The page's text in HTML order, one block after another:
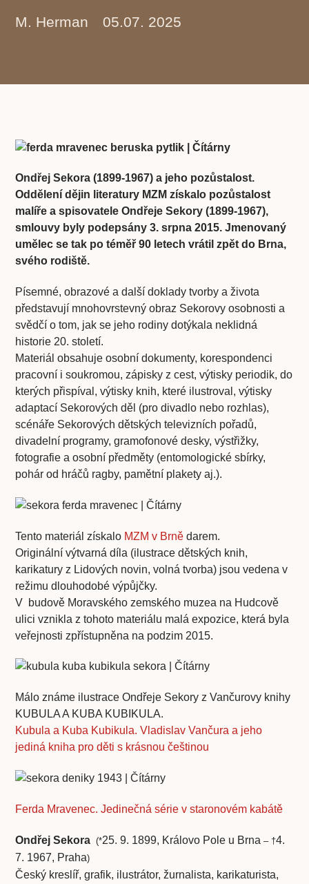
M. Herman 05.07. 2025
Ondřej Sekora (1899-1967) a jeho pozůstalost.
Oddělení dějin literatury MZM získalo pozůstalost
malíře a spisovatele Ondřeje Sekory (1899-1967),
smlouvy byly podepsány 3. srpna 2015. Jmenovaný
umělec se tak po téměř 90 letech vrátil zpět do Brna,
svého rodiště.
Písemné, obrazové a další doklady tvorby a života
představují mnohovrstevný obraz Sekorovy osobnosti a
svědčí o tom, jak se jeho rodiny dotýkala neklidná
historie 20. století.
Materiál obsahuje osobní dokumenty, korespondenci
pracovní i soukromou, zápisky z cest, výtisky periodik, do
kterých přispíval, výtisky knih, které ilustroval, výtisky
adaptací Sekorových děl (pro divadlo nebo rozhlas),
scénáře Sekorových dětských televizních pořadů,
divadelní programy, gramofonové desky, výstřižky,
fotografie a osobní předměty (entomologické sbírky,
pohár od hráčů ragby, pamětní plakety aj.).
Tento materiál získalo MZM v Brně darem.
Originální výtvarná díla (ilustrace dětských knih,
karikatury z Lidových novin, volná tvorba) jsou vedena v
režimu dlouhodobé výpůjčky.
V budově Moravského zemského muzea na Hudcově
ulici vznikla z tohoto materiálu malá expozice, která byla
veřejnosti zpřístupněna na podzim 2015.
Málo známe ilustrace Ondřeje Sekory z Vančurovy knihy
KUBULA A KUBA KUBIKULA.
Kubula a Kuba Kubikula. Vladislav Vančura a jeho
jediná kniha pro děti s krásnou češtinou
Ferda Mravenec. Jedinečná série v staronovém kabátě
Ondřej Sekora (*25. 9. 1899, Královo Pole u Brna – †4.
7. 1967, Praha)
Český kreslíř, grafik, ilustrátor, žurnalista, karikaturista,